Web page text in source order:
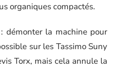
organiques compactés.
démonter la machine pour
sur les Tassimo Suny
Torx, mais cela annule la